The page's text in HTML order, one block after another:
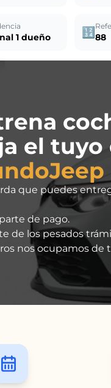
1 dueño 🔢 88
el tuyo
que puedes
de pago.
de los pesados
nos ocupamos de